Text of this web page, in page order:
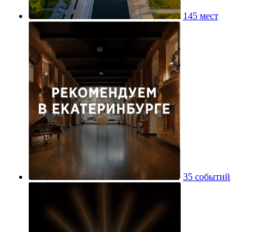
145 мест
35 событий